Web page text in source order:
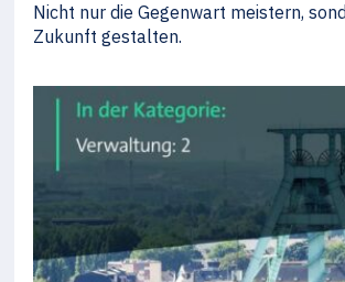
Nicht nur die Gegenwart meistern,
Zukunft gestalten.